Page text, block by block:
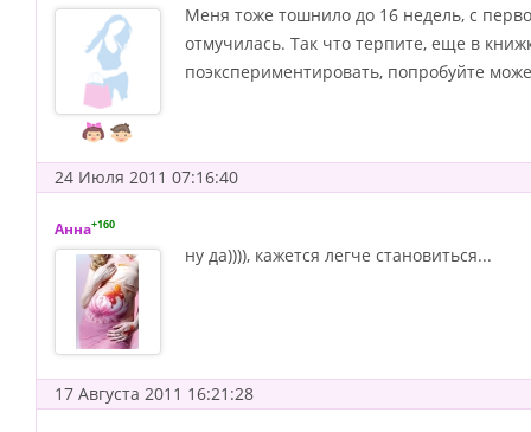
Меня тоже тошнило до 16 недель, с
отмучилась. Так что терпите, еще в
поэкспериментировать, попробуйте
24 Июля 2011 07:16:40
Анна+160
ну да)))), кажется легче становиться...
17 Августа 2011 16:21:28